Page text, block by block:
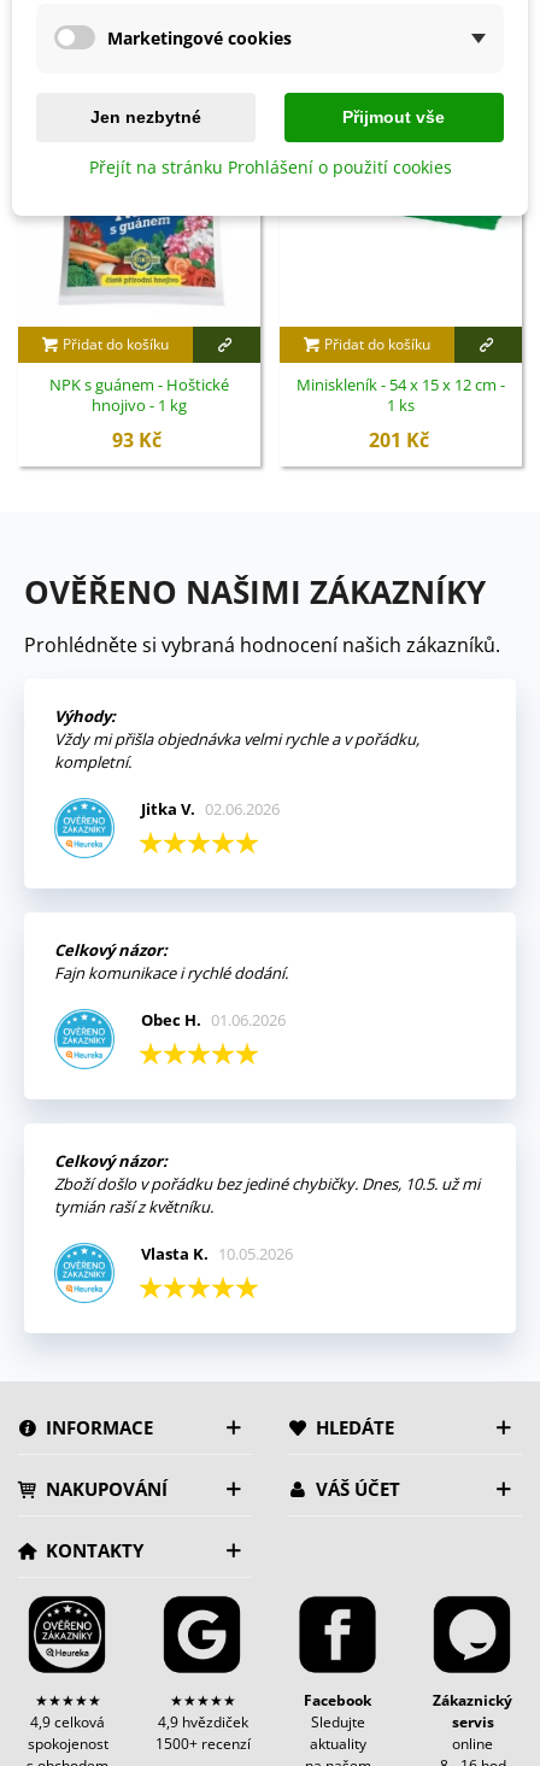
Přidat do košíku
NPK s guánem - Hoštické
hnojivo - 1 kg
93 Kč
Přidat do košíku
Miniskleník - 54 x 15 x 12 cm -
1 ks
201 Kč
OVĚŘENO NAŠIMI ZÁKAZNÍKY
Prohlédněte si vybraná hodnocení našich zákazníků.
Výhody:
Vždy mi přišla objednávka velmi rychle a v pořádku,
kompletní.
Jitka V. 02.06.2026
Celkový názor:
Fajn komunikace i rychlé dodání.
Obec H. 01.06.2026
Celkový názor:
Zboží došlo v pořádku bez jediné chybičky. Dnes, 10.5. už mi
tymián raší z květníku.
Vlasta K. 10.05.2026
INFORMACE HLEDÁTE
NAKUPOVÁNÍ VÁŠ ÚČET
KONTAKTY
★★★★★
4,9 celková
spokojenost
★★★★★
4,9 hvězdiček
1500+ recenzí
Facebook
Sledujte
aktuality
Zákaznický
servis
online
Marketingové cookies
Jen nezbytné Přijmout vše
Přejít na stránku Prohlášení o použití cookies